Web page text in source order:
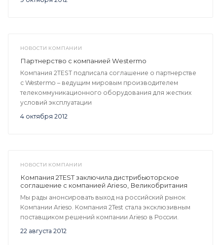
НОВОСТИ КОМПАНИИ
4 октября 2012
Партнерство с компанией Westermo
Компания 2TEST подписала соглашение о партнерстве
с Westermo – ведущим мировым производителем
телекоммуникационного оборудования для жестких
условий эксплуатации
НОВОСТИ КОМПАНИИ
22 августа 2012
Компания 2TEST заключила дистрибьюторское
соглашение с компанией Arieso, Великобритания
Мы рады анонсировать выход на российский рынок
Компании Arieso. Компания 2Test стала эксклюзивным
поставщиком решений компании Arieso в Росcии.